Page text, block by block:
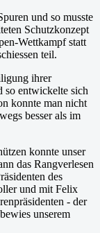
und so musste
Schutzkonzept
Wettkampf statt
teil.
ihrer
so entwickelte sich
konnte man nicht
besser als im
konnte unser
das Rangverlesen
des
und mit Felix
- der
unserem